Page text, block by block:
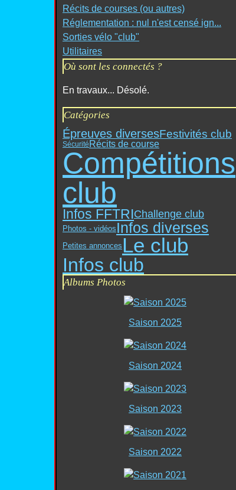
Récits de courses (ou autres)
Réglementation : nul n'est censé ign...
Sorties vélo "club"
Utilitaires
Où sont les connectés ?
En travaux... Désolé.
Catégories
Épreuves diversesFestivités club
Sécurité Récits de course
Compétitions
club
Infos FFTRIChallenge club
Photos - vidéos Infos diverses
Petites annonces Le club
Infos club
Albums Photos
Saison 2025
Saison 2024
Saison 2023
Saison 2022